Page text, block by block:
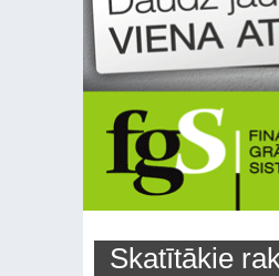
Skatītākie